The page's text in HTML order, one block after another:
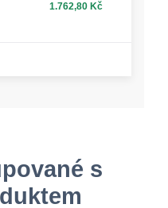
1.762,80 Kč
s